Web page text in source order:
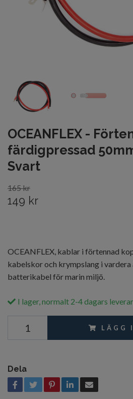
OCEANFLEX -
färdigpressad
Svart
165 kr
149 kr
OCEANFLEX, kablar i förtennad
kabelskor och krympslang i
batterikabel för marin miljö.
I lager, normalt 2-4 dagars
LÄGG
Dela